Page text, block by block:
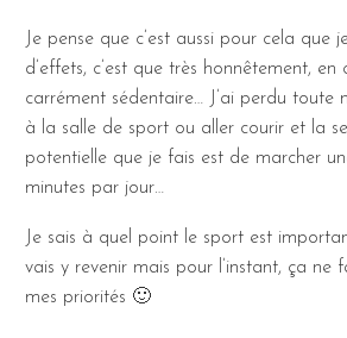
Je pense que c’est aussi pour cela que
d’effets, c’est que très honnêtement, en
carrément sédentaire… J’ai perdu toute
à la salle de sport ou aller courir et la
potentielle que je fais est de marcher
minutes par jour…
Je sais à quel point le sport est
vais y revenir mais pour l’instant, ça ne
mes priorités 🙂